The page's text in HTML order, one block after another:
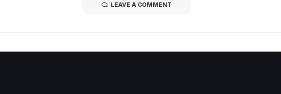
LEAVE A COMMENT